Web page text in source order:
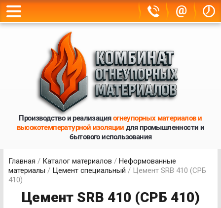
@
Производство и реализацияогнеупорных материалов и
высокотемпературной изоляции для промышленности и
бытового использования
Главная / Каталог материалов / Неформованные
материалы / Цемент специальный / Цемент SRB 410 (СРБ
410)
Цемент SRB 410 (СРБ 410)